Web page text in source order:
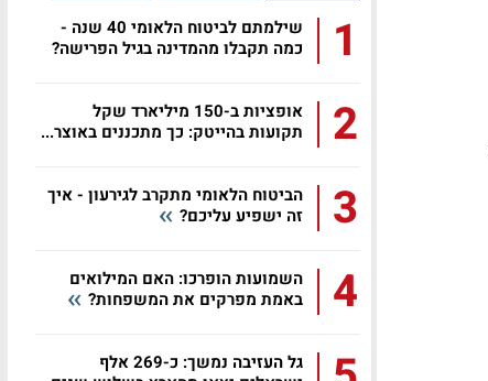
1
שילמתם לביטוח הלאומי 40 שנה -
כמה תקבלו מהמדינה בגיל הפרישה?
2
אופציות ב-150 מיליארד שקל
תקועות בהייטק: כך מתכננים באוצר...
3
הביטוח הלאומי מתקרב לגירעון - איך
זה ישפיע עליכם?
4
השמועות הופרכו: האם המילואים
באמת מפרקים את המשפחות?
גל העזיבה נמשך: כ-269 אלף